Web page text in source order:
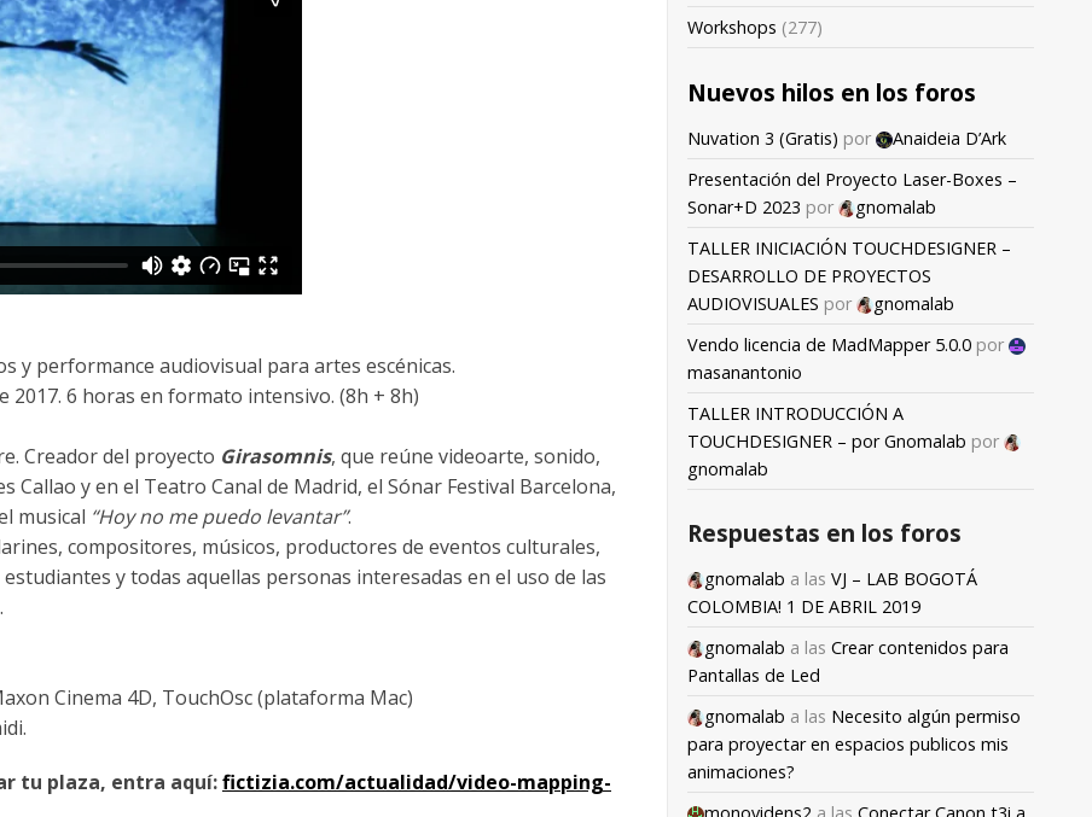
y performance audiovisual para artes escénicas.
2017. 6 horas en formato intensivo. (8h + 8h)
Creador del proyecto Girasomnis, que reúne videoarte, sonido,
Callao y en el Teatro Canal de Madrid, el Sónar Festival Barcelona,
musical “Hoy no me puedo levantar”.
compositores, músicos, productores de eventos culturales,
y todas aquellas personas interesadas en el uso de las
Cinema 4D, TouchOsc (plataforma Mac)
tu plaza, entra aquí:fictizia.com/actualidad/video-mapping-
Workshops (277)
Nuevos hilos en los foros
Nuvation 3 (Gratis) por
Anaideia D’Ark
Presentación del Proyecto Laser-Boxes –
Sonar+D 2023 por
gnomalab
TALLER INICIACIÓN TOUCHDESIGNER –
DESARROLLO DE PROYECTOS
AUDIOVISUALES por
gnomalab
Vendo licencia de MadMapper 5.0.0 por
masanantonio
TALLER INTRODUCCIÓN A
TOUCHDESIGNER – por Gnomalab por
gnomalab
Respuestas en los foros
gnomalab a las VJ – LAB BOGOTÁ
COLOMBIA! 1 DE ABRIL 2019
gnomalab a las Crear contenidos para
Pantallas de Led
gnomalab a las Necesito algún permiso
para proyectar en espacios publicos mis
animaciones?